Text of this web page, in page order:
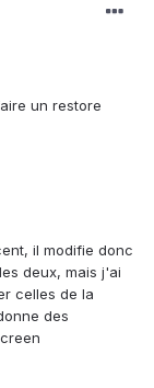
un restore
il modifie donc
deux, mais j'ai
celles de la
des